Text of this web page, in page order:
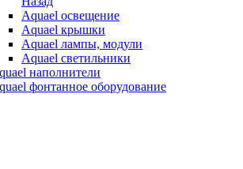
Aquael освещение
Aquael крышки
Aquael лампы, модули
Aquael светильники
наполнители
фонтанное оборудование